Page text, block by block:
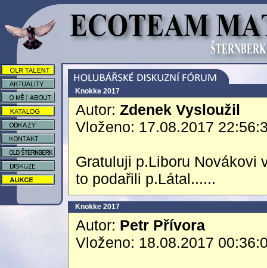
Knokke 2017
Autor: Zdenek Vysloužil
Vloženo: 17.08.2017
Gratuluji p.Liboru Novákovi
to podařili p.Látal......
Knokke 2017
Autor: Petr Přívora
Vloženo: 18.08.2017